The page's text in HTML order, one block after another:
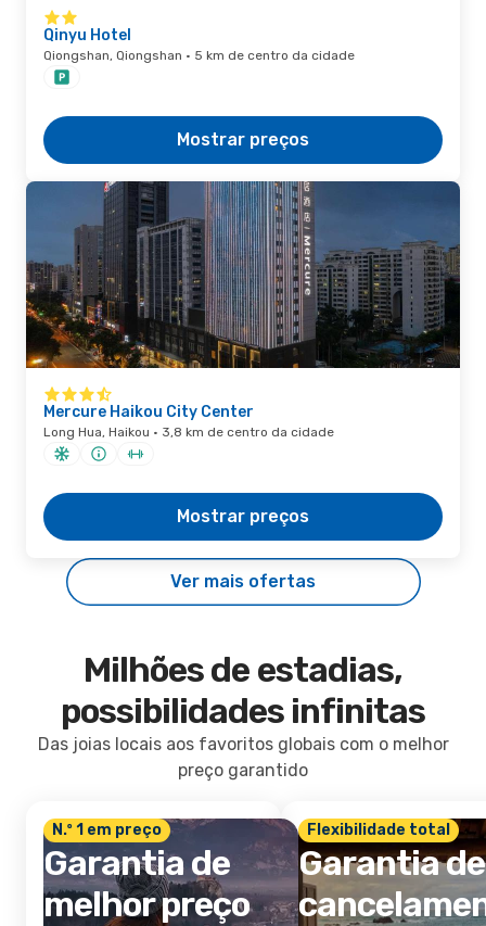
Qinyu Hotel
Qiongshan, Qiongshan · 5 km de centro da cidade
Mostrar preços
Mercure Haikou City Center
Long Hua, Haikou · 3,8 km de centro da cidade
Mostrar preços
Ver mais ofertas
Milhões de estadias,
possibilidades infinitas
Das joias locais aos favoritos globais com o melhor
preço garantido
N.º 1 em preço
Garantia de
melhor preço
Flexibilidade total
Garantia de